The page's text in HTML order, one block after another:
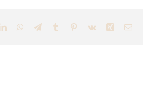
LinkedInWhatsApp
TelegramTumblr Pinterest
Vk Xing Email